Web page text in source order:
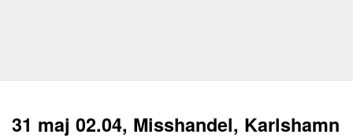
31 maj 02.04, Misshandel, Karlshamn